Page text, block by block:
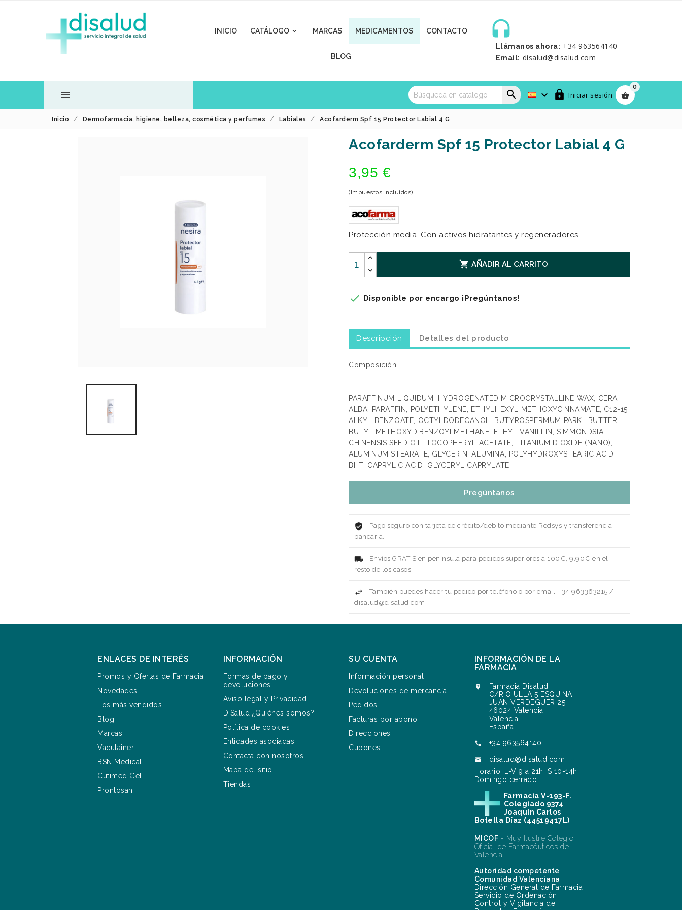
INICIO 
CATÁLOGO MARCAS MEDICAMENTOS CONTACTO
BLOG

Llámanos ahora: +34 963564140
Email: disalud@disalud.com

TODOS LOS

0
 Iniciar sesión


Inicio Dermofarmacia, higiene, belleza, cosmética y perfumes Labiales Acofarderm Spf 15 Protector Labial 4 G
Acofarderm Spf 15 Protector Labial 4 G
3,95 €
(Impuestos incluidos)
Protección media. Con activos hidratantes y regeneradores.
 AÑADIR AL CARRITO
 Disponible por encargo ¡Pregúntanos!
Descripción Detalles del producto
Composición
PARAFFINUM LIQUIDUM, HYDROGENATED MICROCRYSTALLINE WAX, CERA
ALBA, PARAFFIN, POLYETHYLENE, ETHYLHEXYL METHOXYCINNAMATE, C12-15
ALKYL BENZOATE, OCTYLDODECANOL, BUTYROSPERMUM PARKII BUTTER,
BUTYL METHOXYDIBENZOYLMETHANE, ETHYL VANILLIN, SIMMONDSIA
CHINENSIS SEED OIL, TOCOPHERYL ACETATE, TITANIUM DIOXIDE (NANO),
ALUMINUM STEARATE, GLYCERIN, ALUMINA, POLYHYDROXYSTEARIC ACID,
BHT, CAPRYLIC ACID, GLYCERYL CAPRYLATE.
Pregúntanos
Pago seguro con tarjeta de crédito/débito mediante Redsys y transferencia
bancaria.
Envíos GRATIS en península para pedidos superiores a 100€, 9.90€ en el
resto de los casos.
También puedes hacer tu pedido por teléfono o por email. +34 963363215 /
disalud@disalud.com
ENLACES DE INTERÉS
Promos y Ofertas de Farmacia
Novedades
Los más vendidos
Blog
Marcas
Vacutainer
BSN Medical
Cutimed Gel
Prontosan
INFORMACIÓN
Formas de pago y
devoluciones
Aviso legal y Privacidad
DiSalud ¿Quiénes somos?
Política de cookies
Entidades asociadas
Contacta con nosotros
Mapa del sitio
Tiendas
SU CUENTA
Información personal
Devoluciones de mercancía
Pedidos
Facturas por abono
Direcciones
Cupones
INFORMACIÓN DE LA
FARMACIA

Farmacia Disalud
C/RIO ULLA 5 ESQUINA
JUAN VERDEGUER 25
46024 Valencia
València
España
 +34 963564140

disalud@disalud.com
Horario: L-V 9 a 21h. S 10-14h.
Domingo cerrado.
Farmacia V-193-F.
Colegiado 9374
Joaquín Carlos
Botella Díaz (44519417L)
MICOF - Muy Ilustre Colegio
Oficial de Farmacéuticos de
Valencia
Autoridad competente
Comunidad Valenciana
Dirección General de Farmacia
Servicio de Ordenación,
Control y Vigilancia de